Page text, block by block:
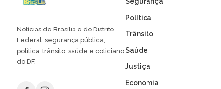
Notícias de Brasília e do Distrito
Federal: segurança pública,
política, trânsito, saúde e cotidiano
do DF.
Política
Trânsito
Saúde
Justiça
Economia